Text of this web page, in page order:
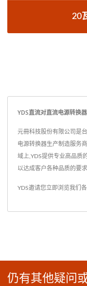
20
YDS直流对直流电源转换
元冊科技股份有限公司是
电源转换器生产制造服务
域上,YDS提供专业高品质
以达成客户各种品质的要求
YDS邀请您立即浏览我们
仍有其他疑问